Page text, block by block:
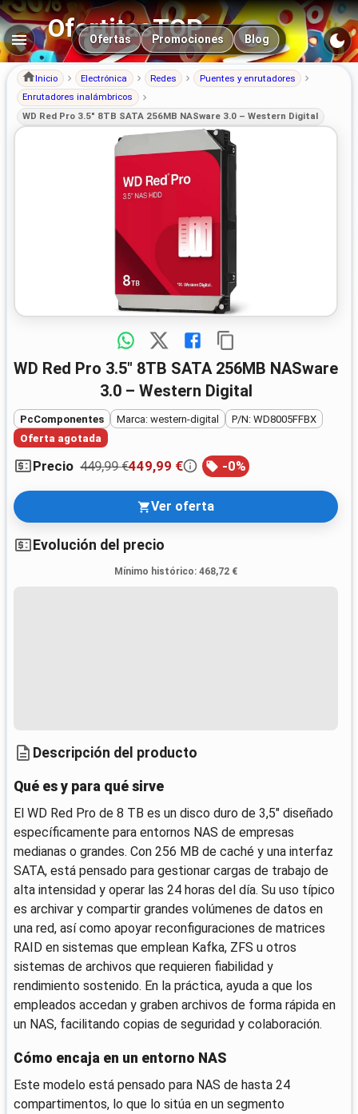
OfertitasTOP
Navegación principal
Ofertas Promociones Blog
Inicio Electrónica Redes
Puentes y enrutadores
Enrutadores inalámbricos
WD Red Pro 3.5" 8TB SATA 256MB NASware 3.0 – Western Digital
WD Red Pro 3.5" 8TB SATA 256MB NASware
3.0 – Western Digital
PcComponentes Marca: western-digital
P/N: WD8005FFBX
Oferta agotada
Precio 449,99 €449,99 € -0%
Ver oferta
Evolución del precio
Mínimo histórico: 468,72 €
Descripción del producto
Qué es y para qué sirve
El WD Red Pro de 8 TB es un disco duro de 3,5" diseñado
específicamente para entornos NAS de empresas
medianas o grandes. Con 256 MB de caché y una interfaz
SATA, está pensado para gestionar cargas de trabajo de
alta intensidad y operar las 24 horas del día. Su uso típico
es archivar y compartir grandes volúmenes de datos en
una red, así como apoyar reconfiguraciones de matrices
RAID en sistemas que emplean Kafka, ZFS u otros
sistemas de archivos que requieren fiabilidad y
rendimiento sostenido. En la práctica, ayuda a que los
empleados accedan y graben archivos de forma rápida en
un NAS, facilitando copias de seguridad y colaboración.
Cómo encaja en un entorno NAS
Este modelo está pensado para NAS de hasta 24
compartimentos, lo que lo sitúa en un segmento